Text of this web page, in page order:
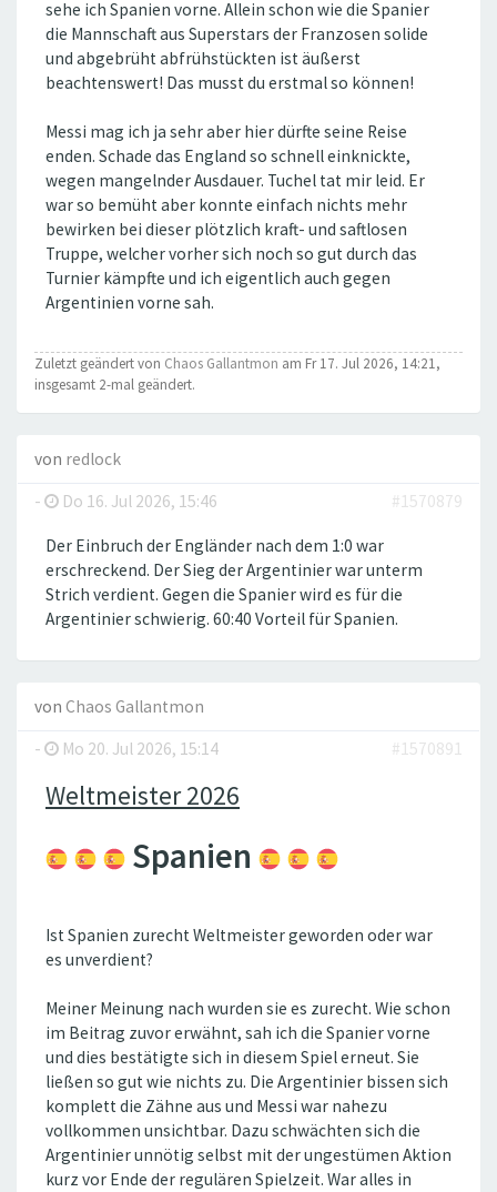
sehe ich Spanien vorne. Allein schon wie die Spanier
die Mannschaft aus Superstars der Franzosen solide
und abgebrüht abfrühstückten ist äußerst
beachtenswert! Das musst du erstmal so können!
Messi mag ich ja sehr aber hier dürfte seine Reise
enden. Schade das England so schnell einknickte,
wegen mangelnder Ausdauer. Tuchel tat mir leid. Er
war so bemüht aber konnte einfach nichts mehr
bewirken bei dieser plötzlich kraft- und saftlosen
Truppe, welcher vorher sich noch so gut durch das
Turnier kämpfte und ich eigentlich auch gegen
Argentinien vorne sah.
Zuletzt geändert von Chaos Gallantmon am Fr 17. Jul 2026, 14:21,
insgesamt 2-mal geändert.
von redlock
-
Do 16. Jul 2026, 15:46 #1570879
Der Einbruch der Engländer nach dem 1:0 war
erschreckend. Der Sieg der Argentinier war unterm
Strich verdient. Gegen die Spanier wird es für die
Argentinier schwierig. 60:40 Vorteil für Spanien.
von Chaos Gallantmon
-
Mo 20. Jul 2026, 15:14 #1570891
Weltmeister 2026
Spanien
Ist Spanien zurecht Weltmeister geworden oder war
es unverdient?
Meiner Meinung nach wurden sie es zurecht. Wie schon
im Beitrag zuvor erwähnt, sah ich die Spanier vorne
und dies bestätigte sich in diesem Spiel erneut. Sie
ließen so gut wie nichts zu. Die Argentinier bissen sich
komplett die Zähne aus und Messi war nahezu
vollkommen unsichtbar. Dazu schwächten sich die
Argentinier unnötig selbst mit der ungestümen Aktion
kurz vor Ende der regulären Spielzeit. War alles in